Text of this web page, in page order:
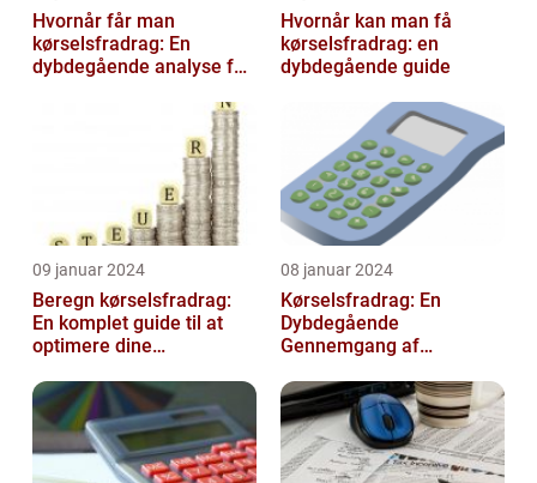
Hvornår får man
kørselsfradrag: En
dybdegående analyse for
Hvornår kan man få
kørselsfradrag: en
dybdegående guide
09 januar 2024
Beregn kørselsfradrag:
En komplet guide til at
optimere dine
08 januar 2024
Kørselsfradrag: En
Dybdegående
Gennemgang af
Historiske Udvikling